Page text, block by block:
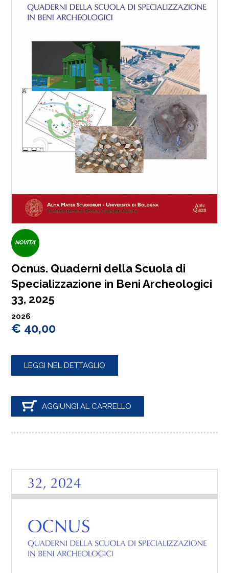
NOVITA'
Ocnus. Quaderni della Scuola di
Specializzazione in Beni Archeologici
33, 2025
2026
€ 40,00
LEGGI NEL DETTAGLIO
AGGIUNGI AL CARRELLO